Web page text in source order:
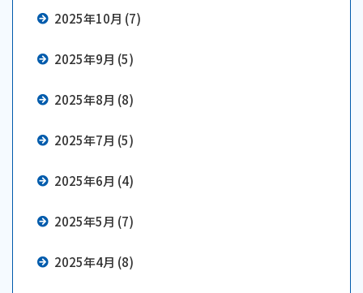
2025年10月 (7)
2025年9月 (5)
2025年8月 (8)
2025年7月 (5)
2025年6月 (4)
2025年5月 (7)
2025年4月 (8)